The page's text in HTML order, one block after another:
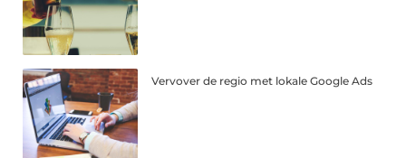
Vervover de regio met lokale Google Ads